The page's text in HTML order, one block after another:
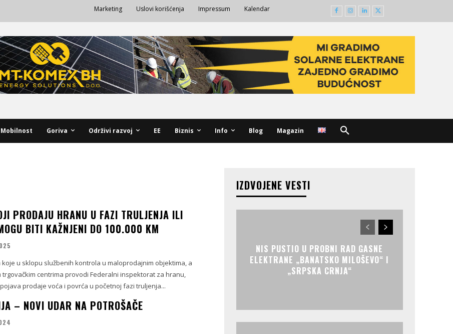
Marketing Uslovi korišćenja Impressum Kalendar
Mobilnost Goriva Održivi razvoj EE Biznis Info Blog Magazin
PRODAJU HRANU U FAZI TRULJENJA ILI
BITI KAŽNJENI DO 100.000 KM
u sklopu službenih kontrola u maloprodajnim objektima, a
trgovačkim centrima provodi Federalni inspektorat za hranu,
prodaje voća i povrća u početnoj fazi truljenja...
– NOVI UDAR NA POTROŠAČE
IZDVOJENE VESTI
NIS PUSTIO U PROBNI RAD GASNE
ELEKTRANE „BANATSKO MILOŠEVO“ I
„SRPSKA CRNJA“